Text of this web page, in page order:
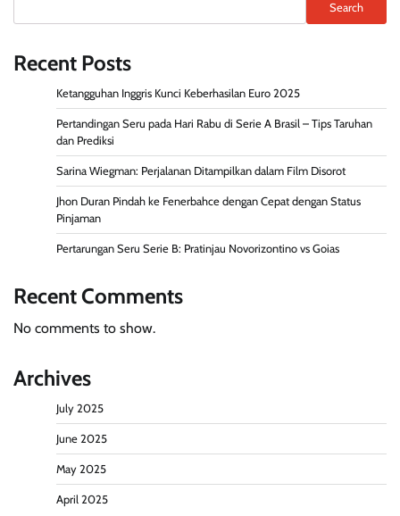
Search
Recent Posts
Ketangguhan Inggris Kunci Keberhasilan Euro 2025
Pertandingan Seru pada Hari Rabu di Serie A Brasil – Tips Taruhan
dan Prediksi
Sarina Wiegman: Perjalanan Ditampilkan dalam Film Disorot
Jhon Duran Pindah ke Fenerbahce dengan Cepat dengan Status
Pinjaman
Pertarungan Seru Serie B: Pratinjau Novorizontino vs Goias
Recent Comments
No comments to show.
Archives
July 2025
June 2025
May 2025
April 2025